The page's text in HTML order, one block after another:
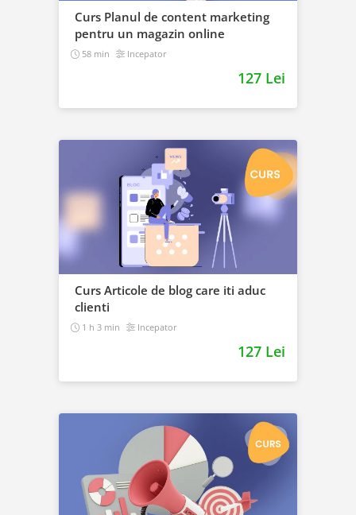
Curs Planul de content marketing
pentru un magazin online
58 min Incepator
127 Lei
Curs Articole de blog care iti aduc
clienti
1 h 3 min Incepator
127 Lei